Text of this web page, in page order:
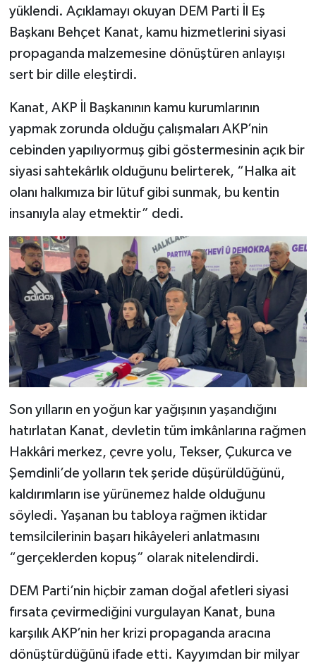
yüklendi. Açıklamayı okuyan DEM Parti İl Eş
Başkanı Behçet Kanat, kamu hizmetlerini siyasi
propaganda malzemesine dönüştüren anlayışı
sert bir dille eleştirdi.
Kanat, AKP İl Başkanının kamu kurumlarının
yapmak zorunda olduğu çalışmaları AKP’nin
cebinden yapılıyormuş gibi göstermesinin açık bir
siyasi sahtekârlık olduğunu belirterek, “Halka ait
olanı halkımıza bir lütuf gibi sunmak, bu kentin
insanıyla alay etmektir” dedi.
Son yılların en yoğun kar yağışının yaşandığını
hatırlatan Kanat, devletin tüm imkânlarına rağmen
Hakkâri merkez, çevre yolu, Tekser, Çukurca ve
Şemdinli’de yolların tek şeride düşürüldüğünü,
kaldırımların ise yürünemez halde olduğunu
söyledi. Yaşanan bu tabloya rağmen iktidar
temsilcilerinin başarı hikâyeleri anlatmasını
“gerçeklerden kopuş” olarak nitelendirdi.
DEM Parti’nin hiçbir zaman doğal afetleri siyasi
fırsata çevirmediğini vurgulayan Kanat, buna
karşılık AKP’nin her krizi propaganda aracına
dönüştürdüğünü ifade etti. Kayyımdan bir milyar
KÜLTÜR SANAT
MAGAZİN
POLİTİKA
REKLAM
SAĞLIK
SPOR
TARİH
TEKNOLOJİ
YAŞAM